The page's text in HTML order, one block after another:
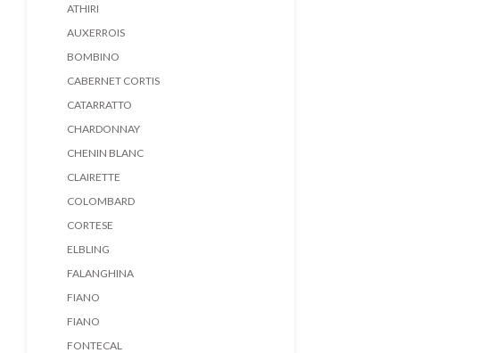
ATHIRI
AUXERROIS
BOMBINO
CABERNET CORTIS
CATARRATTO
CHARDONNAY
CHENIN BLANC
CLAIRETTE
COLOMBARD
CORTESE
ELBLING
FALANGHINA
FIANO
FIANO
FONTECAL